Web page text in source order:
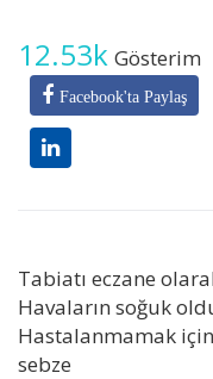
12.53k Gösterim
Facebook'ta Paylaş
Tabiatı eczane
Havaların soğuk
Hastalanmamak
sebze